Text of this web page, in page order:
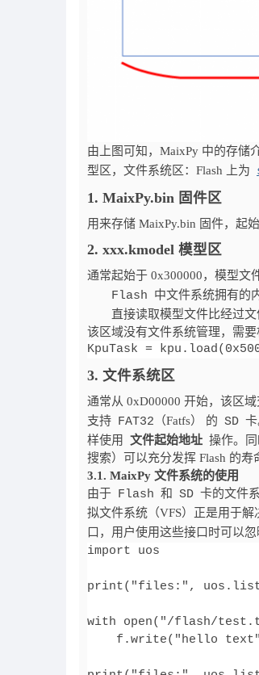
由上图可知，MaixPy 中的存储
型区，文件系统区：Flash 上为
1. MaixPy.bin 固件区
用来存储 MaixPy.bin 固件，起
2. xxx.kmodel 模型区
通常起始于 0x300000，模型文
Flash 中文件系统拥有的
直接读取模型文件比经过文
该区域没有文件系统管理，需
3. 文件系统区
通常从 0xD00000 开始，该区
支持 FAT32 （Fatfs） 的 SD
样使用 文件起始地址 操作。
搜索）可以充分发挥 Flash 的寿
3.1. MaixPy 文件系统的使用
由于 Flash 和 SD 卡的文件
拟文件系统（VFS）正是用于解
口，用户使用这些接口时可以
import uos
print("files:",
with open("/flash/
f.write("hello